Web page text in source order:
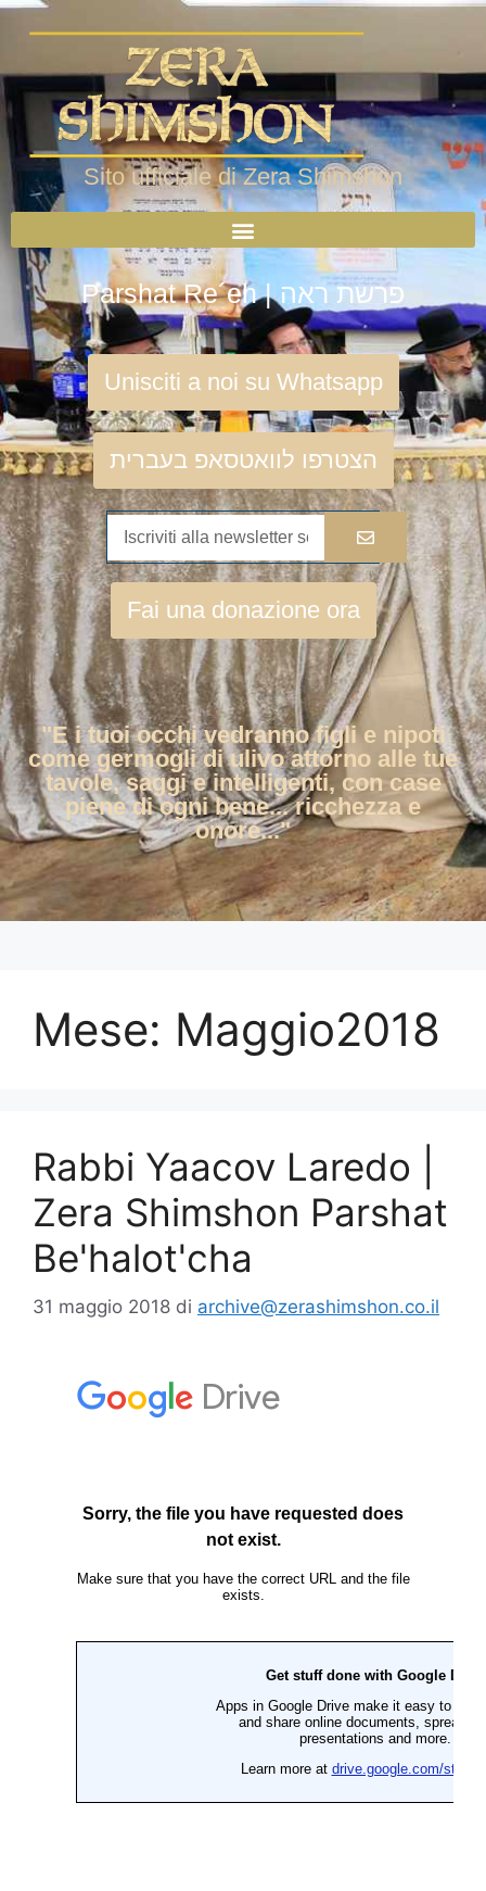
Sito ufficiale di Zera Shimshon
Parshat Re´eh | פרשת ראה
Unisciti a noi su Whatsapp
הצטרפו לוואטסאפ בעברית
Fai una donazione ora
"E i tuoi occhi vedranno figli e nipoti
come germogli di ulivo attorno alle tue
tavole, saggi e intelligenti, con case
piene di ogni bene... ricchezza e
onore..."
Mese: Maggio2018
Rabbi Yaacov Laredo |
Zera Shimshon Parshat
Be'halot'cha
31 maggio 2018 di archive@zerashimshon.co.il